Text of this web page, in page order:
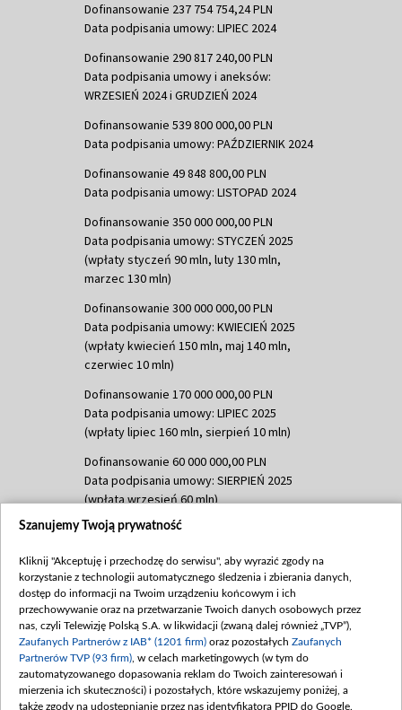
Dofinansowanie 237 754 754,24 PLN
Data podpisania umowy: LIPIEC 2024
Dofinansowanie 290 817 240,00 PLN
Data podpisania umowy i aneksów:
WRZESIEŃ 2024 i GRUDZIEŃ 2024
Dofinansowanie 539 800 000,00 PLN
Data podpisania umowy: PAŹDZIERNIK 2024
Dofinansowanie 49 848 800,00 PLN
Data podpisania umowy: LISTOPAD 2024
Dofinansowanie 350 000 000,00 PLN
Data podpisania umowy: STYCZEŃ 2025
(wpłaty styczeń 90 mln, luty 130 mln,
marzec 130 mln)
Dofinansowanie 300 000 000,00 PLN
Data podpisania umowy: KWIECIEŃ 2025
(wpłaty kwiecień 150 mln, maj 140 mln,
czerwiec 10 mln)
Dofinansowanie 170 000 000,00 PLN
Data podpisania umowy: LIPIEC 2025
(wpłaty lipiec 160 mln, sierpień 10 mln)
Dofinansowanie 60 000 000,00 PLN
Data podpisania umowy: SIERPIEŃ 2025
(wpłata wrzesień 60 mln)
Dofinansowanie 635 783 051,21 PLN
(wpłata wrzesień 100 mln, październik 350
mln, listopad 265 mln)
Dofinansowanie 48 862 000,00 PLN
Data podpisania umowy: GRUDZIEŃ 2025
(wpłata grudzień 60,548 mln)
Dofinansowanie 900 000 000,00 PLN
Data podpisania umowy: LUTY 2026 (wpłata
Szanujemy Twoją prywatność
Kliknij "Akceptuję i przechodzę do serwisu", aby wyrazić zgody na
korzystanie z technologii automatycznego śledzenia i zbierania danych,
dostęp do informacji na Twoim urządzeniu końcowym i ich
przechowywanie oraz na przetwarzanie Twoich danych osobowych przez
nas, czyli Telewizję Polską S.A. w likwidacji (zwaną dalej również „TVP”),
Zaufanych Partnerów z IAB* (1201 firm) oraz pozostałych Zaufanych
Partnerów TVP (93 firm) , w celach marketingowych (w tym do
zautomatyzowanego dopasowania reklam do Twoich zainteresowań i
mierzenia ich skuteczności) i pozostałych, które wskazujemy poniżej, a
także zgody na udostępnianie przez nas identyfikatora PPID do Google.